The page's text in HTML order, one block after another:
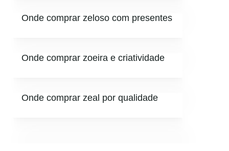
Onde comprar zeloso com presentes
Onde comprar zoeira e criatividade
Onde comprar zeal por qualidade